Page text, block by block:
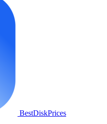
BestDiskPrices